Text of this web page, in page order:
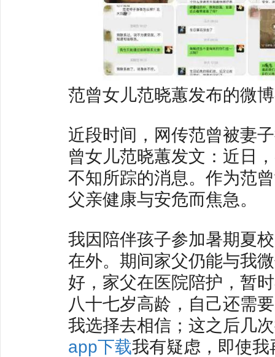
范曾女儿范晓蕙发布的微
近段时间，网传范曾被妻
曾女儿范晓蕙发文：近日
不知所踪的消息。作为范
父亲健康与安危而焦急。
我因陪伴孩子参加暑期夏
在外。期间家父仍能与我
好，家父在医院陪护，暂
八十七岁高龄，自己还需
我选择去相信；这之后几
app下载我有疑虑，即使